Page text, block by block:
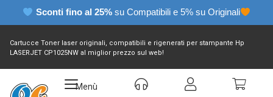
Sconti fino al 25% su Compatibili e 5% su Originali
Cartucce Toner laser originali, compatibili e rigenerati per stampante Hp
LASERJET CP1025NW al miglior prezzo sul web!
Menù